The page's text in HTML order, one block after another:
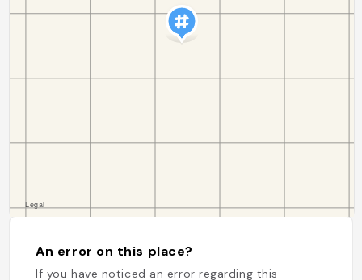
An error on this place?
If you have noticed an error regarding this